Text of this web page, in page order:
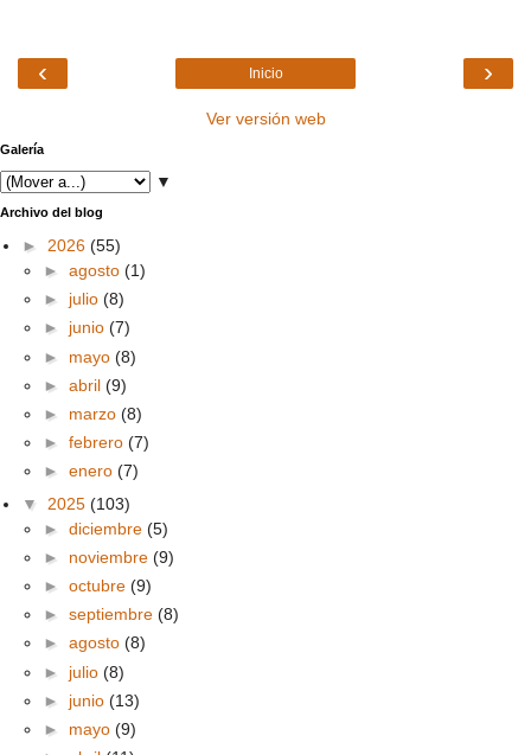
‹ ›
Inicio
Ver versión web
Galería
▼
Archivo del blog
► 2026 (55)
► agosto (1)
► julio (8)
► junio (7)
► mayo (8)
► abril (9)
► marzo (8)
► febrero (7)
► enero (7)
▼ 2025 (103)
► diciembre (5)
► noviembre (9)
► octubre (9)
► septiembre (8)
► agosto (8)
► julio (8)
► junio (13)
► mayo (9)